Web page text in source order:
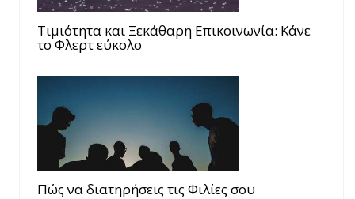
Τιμιότητα και Ξεκάθαρη Επικοινωνία: Κάνε
το Φλερτ εύκολο
Πώς να διατηρήσεις τις Φιλίες σου